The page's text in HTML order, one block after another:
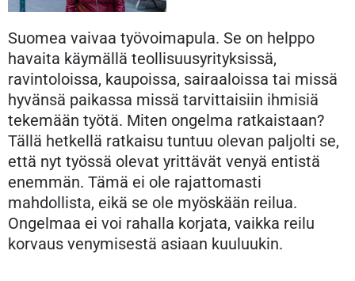
Suomea vaivaa työvoimapula. Se on helppo
havaita käymällä teollisuusyrityksissä,
ravintoloissa, kaupoissa, sairaaloissa tai missä
hyvänsä paikassa missä tarvittaisiin ihmisiä
tekemään työtä. Miten ongelma ratkaistaan?
Tällä hetkellä ratkaisu tuntuu olevan paljolti se,
että nyt työssä olevat yrittävät venyä entistä
enemmän. Tämä ei ole rajattomasti
mahdollista, eikä se ole myöskään reilua.
Ongelmaa ei voi rahalla korjata, vaikka reilu
korvaus venymisestä asiaan kuuluukin.